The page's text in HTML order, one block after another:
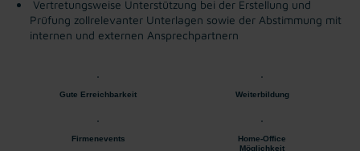
Vertretungsweise Unterstützung bei der Erstellung und
Prüfung zollrelevanter Unterlagen sowie der Abstimmung mit
internen und externen Ansprechpartnern
Gute Erreichbarkeit Weiterbildung
Firmenevents
Home-Office
Möglichkeit